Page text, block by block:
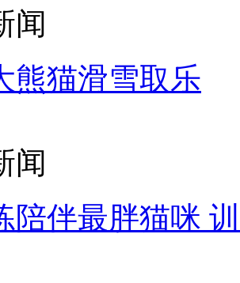
闻
熊猫滑雪取乐
闻
陪伴最胖猫咪